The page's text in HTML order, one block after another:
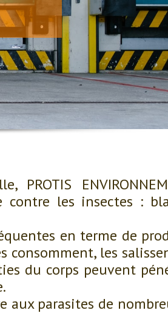
les insectes :
en terme de
consomment, les
du corps peuvent
parasites de